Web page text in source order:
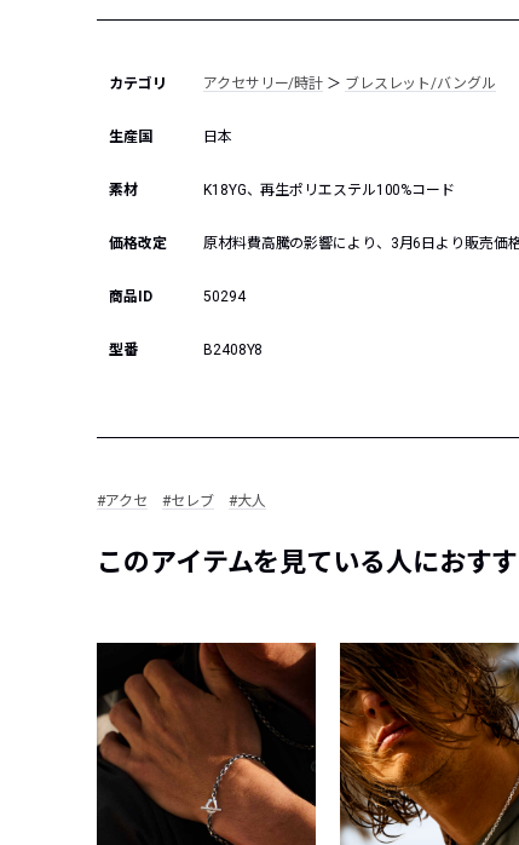
カテゴリ アクセサリー/時計 ＞ ブレスレット/バングル
生産国 日本
素材 K18YG、再生ポリエステル100%コード
価格改定 原材料費高騰の影響により、3月6日より販売価
商品ID 50294
型番 B2408Y8
#アクセ #セレブ #大人
このアイテムを見ている人におす